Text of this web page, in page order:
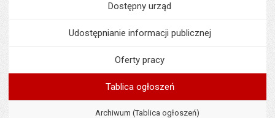
Dostępny urząd
Udostępnianie informacji publicznej
Oferty pracy
Tablica ogłoszeń
Archiwum (Tablica ogłoszeń)